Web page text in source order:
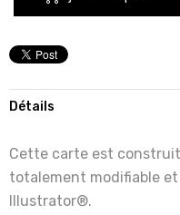
Détails
Cette carte est
totalement modifiable
Illustrator®.